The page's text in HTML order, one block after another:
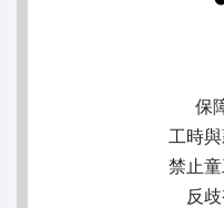
保
工時
禁止
反